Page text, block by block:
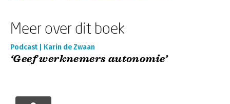
Meer over dit boek
Podcast | Karin de Zwaan
‘Geef werknemers autonomie’